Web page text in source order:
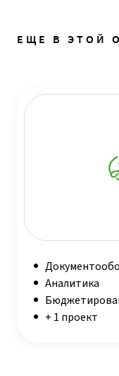
ЕЩЕ В ЭТОЙ
Аналитика
+ 1 проект